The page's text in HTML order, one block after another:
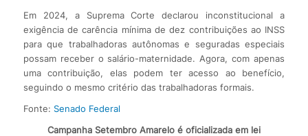
Em 2024, a Suprema Corte declarou inconstitucional a
exigência de carência mínima de dez contribuições ao INSS
para que trabalhadoras autônomas e seguradas especiais
possam receber o salário-maternidade. Agora, com apenas
uma contribuição, elas podem ter acesso ao benefício,
seguindo o mesmo critério das trabalhadoras formais.
Fonte: Senado Federal
Campanha Setembro Amarelo é oficializada em lei